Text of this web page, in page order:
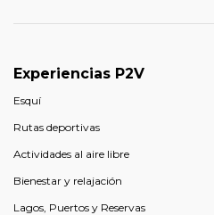
Experiencias P2V
Esquí
Rutas deportivas
Actividades al aire libre
Bienestar y relajación
Lagos, Puertos y Reservas